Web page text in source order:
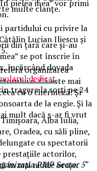
multe clanțe.
partidului cu privire la
Lucian Iliescu și
organizarea
6. Că este mai
cu o chermeză! Și
de la engie. Și la
mult dacă s-ar fi vrut
PMP Sector 5″
pielea mea” vor primi
din țară care și-au
se pot înscrie în
încărcând dovada
dedicat
tragere la sorți pe 24
Alba Iulia,
Oradea, cu săli pline,
cu spectatorii
prestațiile actorilor,
în mai multe orașe.